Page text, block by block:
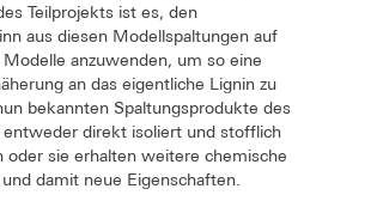
Teilprojekts ist es, den
aus diesen Modellspaltungen auf
anzuwenden, um so eine
an das eigentliche Lignin zu
bekannten Spaltungsprodukte des
entweder direkt isoliert und stofflich
oder sie erhalten weitere chemische
damit neue Eigenschaften.